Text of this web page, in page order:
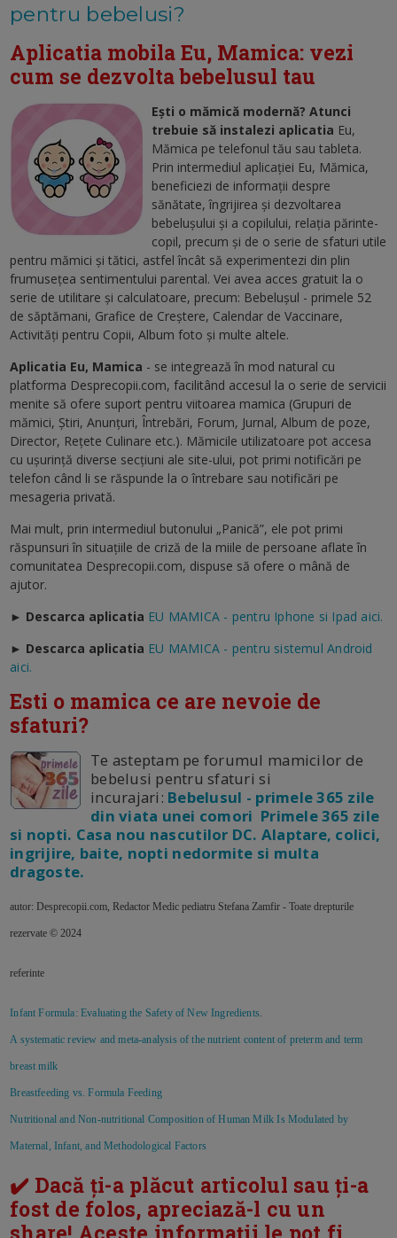
pentru bebelusi?
Aplicatia mobila Eu, Mamica: vezi
cum se dezvolta bebelusul tau
Ești o mămică modernă? Atunci
trebuie să instalezi aplicatia Eu,
Mămica pe telefonul tău sau tableta.
Prin intermediul aplicaţiei Eu, Mămica,
beneficiezi de informaţii despre
sănătate, îngrijirea şi dezvoltarea
bebelușului și a copilului, relaţia părinte-
copil, precum şi de o serie de sfaturi utile
pentru mămici şi tătici, astfel încât să experimentezi din plin
frumuseţea sentimentului parental. Vei avea acces gratuit la o
serie de utilitare şi calculatoare, precum: Bebeluşul - primele 52
de săptămani, Grafice de Creştere, Calendar de Vaccinare,
Activităţi pentru Copii, Album foto şi multe altele.
Aplicatia Eu, Mamica - se integrează în mod natural cu
platforma Desprecopii.com, facilitând accesul la o serie de servicii
menite să ofere suport pentru viitoarea mamica (Grupuri de
mămici, Ştiri, Anunţuri, Întrebări, Forum, Jurnal, Album de poze,
Director, Reţete Culinare etc.). Mămicile utilizatoare pot accesa
cu uşurinţă diverse secţiuni ale site-ului, pot primi notificări pe
telefon când li se răspunde la o întrebare sau notificări pe
mesageria privată.
Mai mult, prin intermediul butonului „Panică”, ele pot primi
răspunsuri în situaţiile de criză de la miile de persoane aflate în
comunitatea Desprecopii.com, dispuse să ofere o mână de
ajutor.
► Descarca aplicatia EU MAMICA - pentru Iphone si Ipad aici.
► Descarca aplicatia EU MAMICA - pentru sistemul Android
aici.
Esti o mamica ce are nevoie de
sfaturi?
Te asteptam pe forumul mamicilor de
bebelusi pentru sfaturi si
incurajari: Bebelusul - primele 365 zile
din viata unei comori Primele 365 zile
si nopti. Casa nou nascutilor DC. Alaptare, colici,
ingrijire, baite, nopti nedormite si multa
dragoste.
autor: Desprecopii.com, Redactor Medic pediatru Stefana Zamfir - Toate drepturile
rezervate © 2024
referinte
Infant Formula: Evaluating the Safety of New Ingredients.
A systematic review and meta-analysis of the nutrient content of preterm and term
breast milk
Breastfeeding vs. Formula Feeding
Nutritional and Non-nutritional Composition of Human Milk Is Modulated by
Maternal, Infant, and Methodological Factors
✔️ Dacă ți-a plăcut articolul sau ți-a
fost de folos, apreciază-l cu un